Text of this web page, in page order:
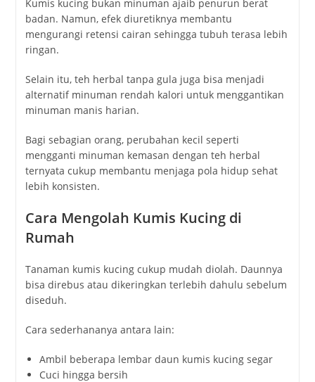
Kumis kucing bukan minuman ajaib penurun berat
badan. Namun, efek diuretiknya membantu
mengurangi retensi cairan sehingga tubuh terasa lebih
ringan.
Selain itu, teh herbal tanpa gula juga bisa menjadi
alternatif minuman rendah kalori untuk menggantikan
minuman manis harian.
Bagi sebagian orang, perubahan kecil seperti
mengganti minuman kemasan dengan teh herbal
ternyata cukup membantu menjaga pola hidup sehat
lebih konsisten.
Cara Mengolah Kumis Kucing di
Rumah
Tanaman kumis kucing cukup mudah diolah. Daunnya
bisa direbus atau dikeringkan terlebih dahulu sebelum
diseduh.
Cara sederhananya antara lain:
Ambil beberapa lembar daun kumis kucing segar
Cuci hingga bersih